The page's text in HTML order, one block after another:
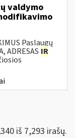
valdymo
Paslaugų
ADRESAS IR
iš 7,293 irašų.